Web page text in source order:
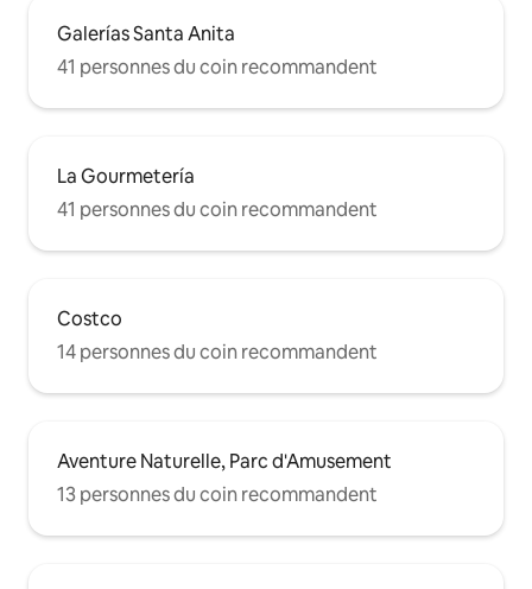
Galerías Santa Anita
41 personnes du coin recommandent
La Gourmetería
41 personnes du coin recommandent
Costco
14 personnes du coin recommandent
Aventure Naturelle, Parc d'Amusement
13 personnes du coin recommandent